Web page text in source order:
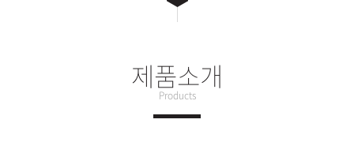
제품소개
Products